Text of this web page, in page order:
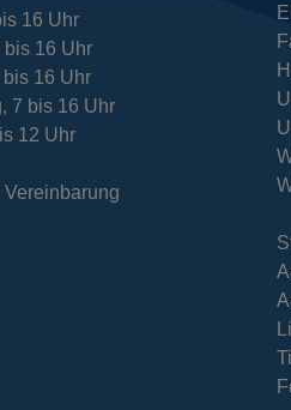
16 Uhr
bis 16 Uhr
bis 16 Uhr
7 bis 16 Uhr
12 Uhr